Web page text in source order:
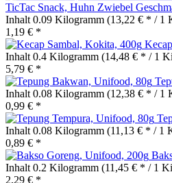
TicTac Snack, Huhn Zwiebel
Inhalt 0.09 Kilogramm (13,22 € * / 1
1,19 € *
Inhalt 0.4 Kilogramm (14,48 € * / 1
5,79 € *
Inhalt 0.08 Kilogramm (12,38 € * / 1
0,99 € *
Inhalt 0.08 Kilogramm (11,13 € * / 1
0,89 € *
Inhalt 0.2 Kilogramm (11,45 € * / 1
2,29 € *